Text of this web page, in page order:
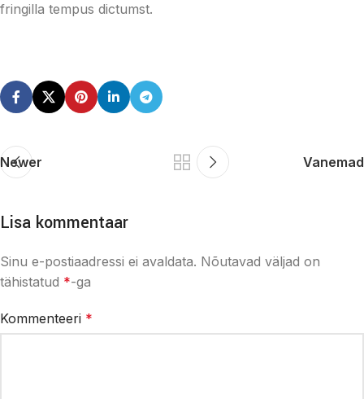
fringilla tempus dictumst.
Newer Vanemad
Lisa kommentaar
Sinu e-postiaadressi ei avaldata. Nõutavad väljad on
tähistatud *-ga
Kommenteeri *